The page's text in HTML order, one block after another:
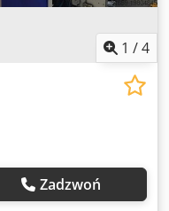
1 /4
Zadzwoń